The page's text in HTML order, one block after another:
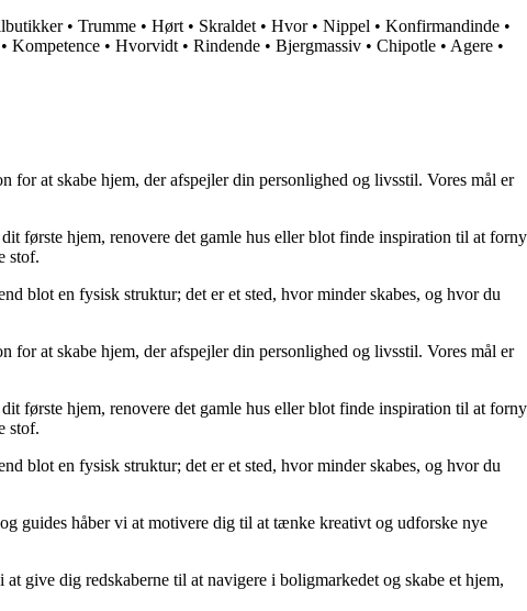
• Trumme • Hørt • Skraldet • Hvor• Nippel • Konfirmandinde •
Kompetence • Hvorvidt • Rindende • Bjergmassiv • Chipotle • Agere •
at skabe hjem, der afspejler din personlighed og livsstil. Vores mål er
første hjem, renovere det gamle hus eller blot finde inspiration til at forny
stof.
blot en fysisk struktur; det er et sted, hvor minder skabes, og hvor du
at skabe hjem, der afspejler din personlighed og livsstil. Vores mål er
første hjem, renovere det gamle hus eller blot finde inspiration til at forny
stof.
blot en fysisk struktur; det er et sted, hvor minder skabes, og hvor du
guides håber vi at motivere dig til at tænke kreativt og udforske nye
give dig redskaberne til at navigere i boligmarkedet og skabe et hjem,